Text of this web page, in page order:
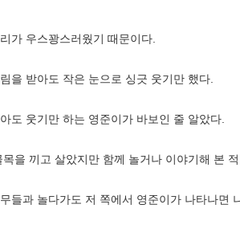
가 우스꽝스러웠기 때문이다.
을 받아도 작은 눈으로 싱긋 웃기만 했다.
도 웃기만 하는 영준이가 바보인 줄 알았다.
목을 끼고 살았지만 함께 놀거나 이야기해 본
들과 놀다가도 저 쪽에서 영준이가 나타나면